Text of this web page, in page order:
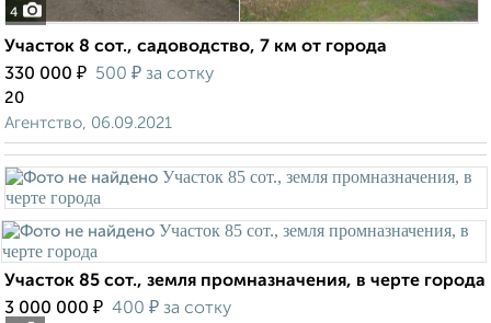
4
Участок 8 сот., садоводство, 7 км от города
330 000 ₽ 500 ₽ за сотку
20
Агентство, 06.09.2021
Участок 85 сот., земля промназначения, в черте города
3 000 000 ₽ 400 ₽ за сотку